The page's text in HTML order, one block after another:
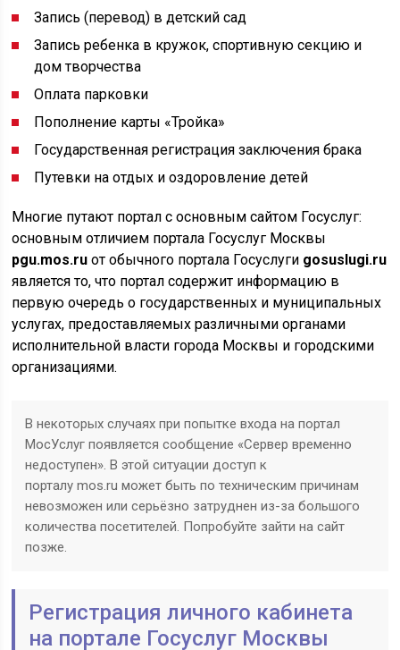
Запись (перевод) в детский сад
Запись ребенка в кружок, спортивную секцию и
дом творчества
Оплата парковки
Пополнение карты «Тройка»
Государственная регистрация заключения брака
Путевки на отдых и оздоровление детей
Многие путают портал с основным сайтом Госуслуг:
основным отличием портала Госуслуг Москвы
pgu.mos.ru от обычного портала Госуслуги gosuslugi.ru
является то, что портал содержит информацию в
первую очередь о государственных и муниципальных
услугах, предоставляемых различными органами
исполнительной власти города Москвы и городскими
организациями.
В некоторых случаях при попытке входа на портал
МосУслуг появляется сообщение «Сервер временно
недоступен». В этой ситуации доступ к
порталу mos.ru может быть по техническим причинам
невозможен или серьёзно затруднен из-за большого
количества посетителей. Попробуйте зайти на сайт
позже.
Регистрация личного кабинета
на портале Госуслуг Москвы